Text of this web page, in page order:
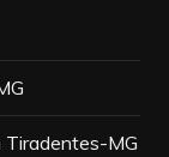
Tiradentes-MG